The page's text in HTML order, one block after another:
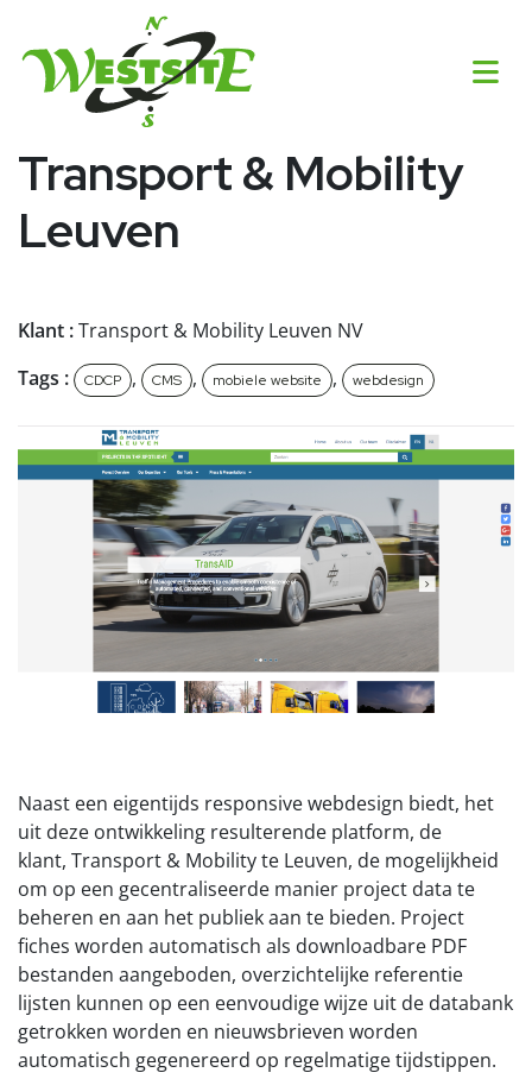
Transport & Mobility
Leuven
Klant :Transport & Mobility Leuven NV
Tags :
CDCP , CMS , mobiele website , webdesign
Naast een eigentijds responsive webdesign biedt, het
uit deze ontwikkeling resulterende platform, de
klant, Transport & Mobility te Leuven, de mogelijkheid
om op een gecentraliseerde manier project data te
beheren en aan het publiek aan te bieden. Project
fiches worden automatisch als downloadbare PDF
bestanden aangeboden, overzichtelijke referentie
lijsten kunnen op een eenvoudige wijze uit de databank
getrokken worden en nieuwsbrieven worden
automatisch gegenereerd op regelmatige tijdstippen.